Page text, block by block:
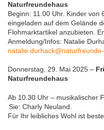
Naturfreundehaus
Beginn: 11.00 Uhr. Kinder von
eingeladen auf dem Gelände
Flohmarktartikel anzubieten.
Anmeldung/Infos: Natalie
Donnerstag, 29. Mai 2025 –
Naturfreundehaus
Ab 10.30 Uhr – musikalischer
Sie: Charly Neuland.
Für Ihr leibliches Wohl ist